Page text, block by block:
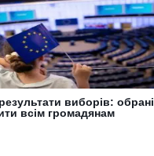
виборів: обрані
всім громадянам